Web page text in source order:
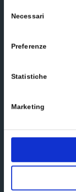
delNecessari
Preferenze
Statistiche
Marketing